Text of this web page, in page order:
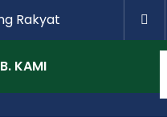
Rakyat
KAMI